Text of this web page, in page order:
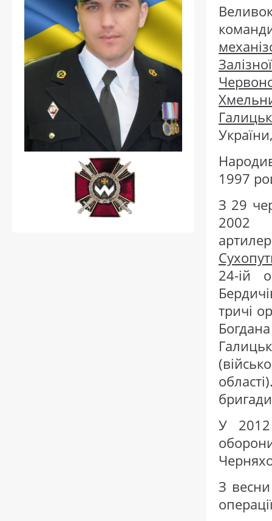
1997
З 29
2002
24-ій
тричі
У 2012
З